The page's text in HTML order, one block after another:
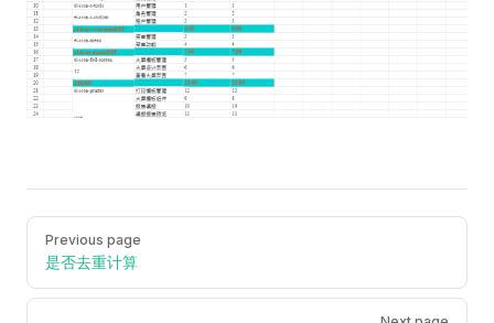
PagerPrevious page
是否去重计算